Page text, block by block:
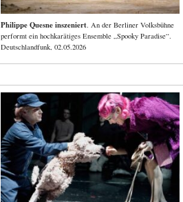
Philippe Quesne inszeniert. An der Berliner Volksbühne
performt ein hochkarätiges Ensemble „Spooky Paradise“.
Deutschlandfunk, 02.05.2026